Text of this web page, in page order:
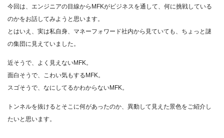
今回は、エンジニアの目線からMFKがビジネスを通して、何に挑戦している
のかをお話してみようと思います。
とはいえ、実は私自身、マネーフォワード社内から見ていても、ちょっと謎
の集団に見えていました。
近そうで、よく見えないMFK。
面白そうで、こわい気もするMFK。
スゴそうで、なにしてるかわからないMFK。
トンネルを抜けるとそこに何があったのか、異動して見えた景色をご紹介し
たいと思います。